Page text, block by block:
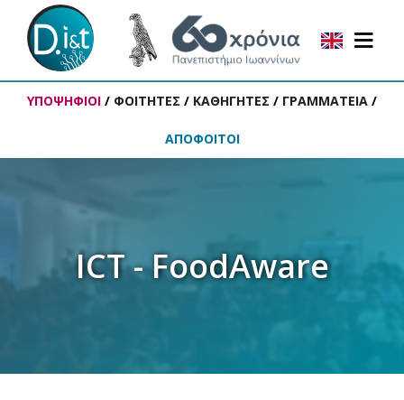
ΥΠΟΨΗΦΙΟΙ / ΦΟΙΤΗΤΕΣ / ΚΑΘΗΓΗΤΕΣ / ΓΡΑΜΜΑΤΕΙΑ /
ΑΠΟΦΟΙΤΟΙ
ICT - FoodAware